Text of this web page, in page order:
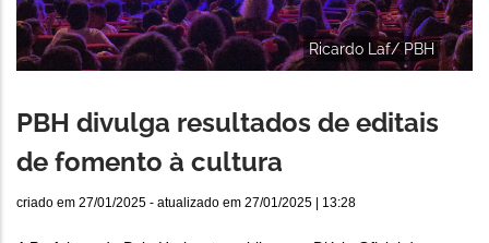
Ricardo Laf/ PBH
PBH divulga resultados de editais
de fomento à cultura
criado em 27/01/2025 - atualizado em 27/01/2025 | 13:28